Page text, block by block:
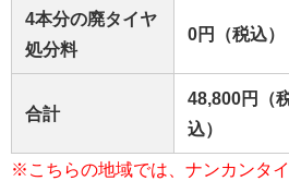
4本分の廃タイヤ
処分料
0円（税込）
合計
48,800円（
込）
※こちらの地域では、ナンカンタ